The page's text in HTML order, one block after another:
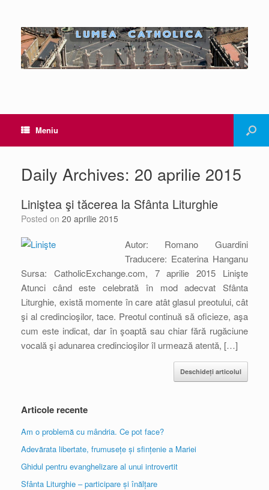
Meniu
Daily Archives: 20 aprilie 2015
Liniştea şi tăcerea la Sfânta Liturghie
Posted on 20 aprilie 2015
Autor: Romano Guardini
Traducere: Ecaterina Hanganu
Sursa: CatholicExchange.com, 7 aprilie 2015 Linişte
Atunci când este celebrată în mod adecvat Sfânta
Liturghie, există momente în care atât glasul preotului, cât
şi al credincioşilor, tace. Preotul continuă să oficieze, aşa
cum este indicat, dar în şoaptă sau chiar fără rugăciune
vocală şi adunarea credincioşilor îl urmează atentă, […]
Deschideți articolul
Articole recente
Am o problemă cu mândria. Ce pot face?
Adevărata libertate, frumusețe și sfințenie a Mariei
Ghidul pentru evanghelizare al unui introvertit
Sfânta Liturghie – participare și înălțare